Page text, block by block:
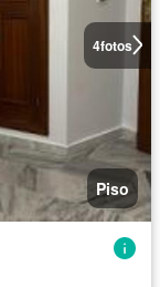
4fotos
Piso